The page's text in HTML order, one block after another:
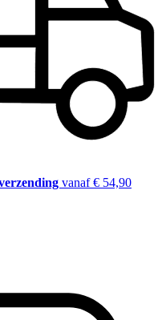
vanaf € 54,90